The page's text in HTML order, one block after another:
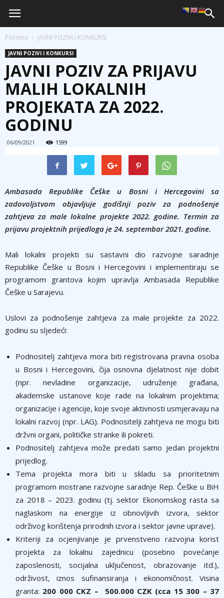
Početna JAVNI POZIVI I KONKURSI
JAVNI POZIVI I KONKURSI
JAVNI POZIV ZA PRIJAVU
MALIH LOKALNIH
PROJEKATA ZA 2022.
GODINU
06/09/2021 1599
Ambasada Republike Češke u Bosni i Hercegovini sa
zadovoljstvom objavljuje godišnji poziv za podnošenje
zahtjeva za male lokalne projekte 2022. godine. Termin za
prijavu projektnih prijedloga je 24. septembar 2021. godine.
Mali lokalni projekti su sastavni dio razvojne saradnje
Republike Češke u Bosni i Hercegovini i implementiraju se
programom grantova kojim upravlja Ambasada Republike
Češke u Sarajevu.
Uslovi za podnošenje zahtjeva za male projekte za 2022.
godinu su sljedeći:
Podnositelj zahtjeva mora biti registrovana pravna osoba
u Bosni i Hercegovini, čija osnovna djelatnost nije dobit
(npr. nevladine organizacije, udruženje građana,
akademske ustanove koje rade na lokalnim projektima;
organizacije i agencije, koje svoje aktivnosti usmjeravaju na
lokalni razvoj (npr. LAG). Podnositelji zahtjeva ne mogu biti
držvni organi, političke stranke ili pokreti.
Podnositelj zahtjeva može predati samo jedan projektni
prijedlog.
Tema projekta mora biti u skladu sa prioritetnim
programom inostrane razvojne saradnje Rep. Češke u BiH
za 2018 – 2023. godinu (tj. sektor Ekonomskog rasta sa
naglaskom na energije iz obnovljivih izvora, sektor
održivog korištenja prirodnih izvora i sektor javne uprave).
Kriteriji za ocjenjivanje je prvenstveno razvojna korist
projekta za lokalnu zajednicu (posebno povećanje
zaposlenosti, socijalna uključenost, obrazovanje itd.),
održivost, iznos sufinansiranja i ekonomičnost. Visina
granta: 200 000 CKZ – 500.000 CZK (cca 15 300 – 37